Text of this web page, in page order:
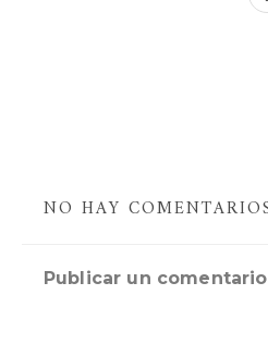
NO HAY
Publicar un comentario